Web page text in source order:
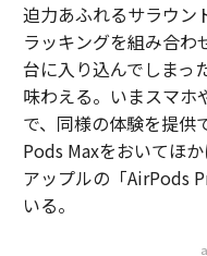
迫力あふれるサラウン
ラッキングを組み合わ
台に入り込んでしまっ
味わえる。いまスマホ
で、同様の体験を提供
Pods Maxをおいてほ
アップルの「AirPods
いる。